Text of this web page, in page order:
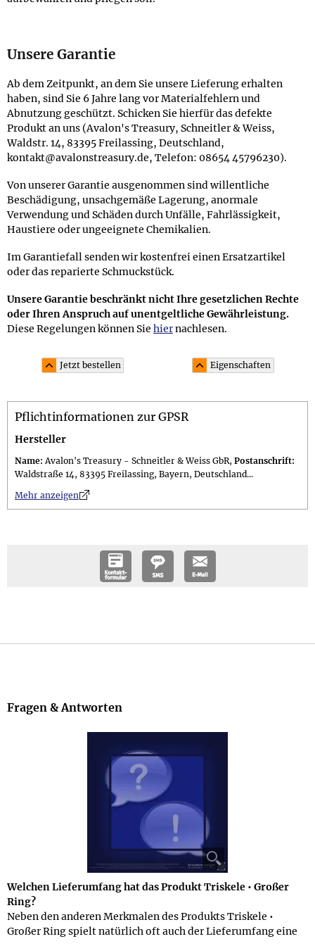
Unsere Garantie
Ab dem Zeitpunkt, an dem Sie unsere Lieferung erhalten
haben, sind Sie 6 Jahre lang vor Materialfehlern und
Abnutzung geschützt. Schicken Sie hierfür das defekte
Produkt an uns (Avalon's Treasury, Schneitler & Weiss,
Waldstr. 14, 83395 Freilassing, Deutschland,
kontakt@avalonstreasury.de, Telefon: 08654 45796230).
Von unserer Garantie ausgenommen sind willentliche
Beschädigung, unsachgemäße Lagerung, anormale
Verwendung und Schäden durch Unfälle, Fahrlässigkeit,
Haustiere oder ungeeignete Chemikalien.
Im Garantiefall senden wir kostenfrei einen Ersatzartikel
oder das reparierte Schmuckstück.
Unsere Garantie beschränkt nicht Ihre gesetzlichen Rechte
oder Ihren Anspruch auf unentgeltliche Gewährleistung.
Diese Regelungen können Sie hiernachlesen.
Jetzt bestellen Eigenschaften
Material: Sterling Silber 925 (punziert mit 925)
Lieferumfang: im 10,0 x 7,5 cm großen attraktiven
in einer 11,0 x 11,0 x 3,0 cm großen schwarzen
Geschenkschachtel mit keltischem Zierband inkl.
versiegeltem Guide
Gewicht: Gewicht des Schmucks 10 g, Gesamtgewicht des
Pflichtinformationen zur GPSR
Hersteller
Name: Avalon's Treasury - Schneitler & Weiss GbR, Postanschrift:
Waldstraße 14, 83395 Freilassing, Bayern, Deutschland...
Mehr anzeigenn
Fragen & Antworten
Welchen Lieferumfang hat das Produkt Triskele • Großer
Ring?
Neben den anderen Merkmalen des Produkts Triskele •
Großer Ring spielt natürlich oft auch der Lieferumfang eine